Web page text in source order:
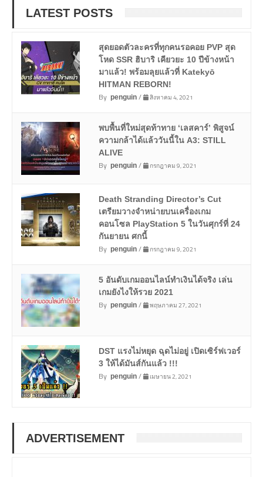
LATEST POSTS
สุดยอดตัวละครที่ทุกคนรอคอย PVP สุด
โหด SSR ฮิบาริ เคียวยะ 10 ปีข้างหน้า
มาแล้ว! พร้อมลุยแล้วที่ Katekyō
HITMAN REBORN!
By penguin/ สิงหาคม 4, 2021
พบพื้นที่ใหม่สุดท้าทาย ‘เลสคาร์’ พิสูจน์
ความกล้าได้แล้ววันนี้ใน A3: STILL
ALIVE
By penguin/ กรกฎาคม 9, 2021
Death Stranding Director’s Cut
เตรียมวางจำหน่ายบนเครื่องเกม
คอนโซล PlayStation 5 ในวันศุกร์ที่ 24
กันยายน ศกนี้
By penguin/ กรกฎาคม 9, 2021
5 อันดับเกมออนไลน์ทำเงินได้จริง เล่น
เกมยังไงให้รวย 2021
By penguin/ พฤษภาคม 27, 2021
DST แรงไม่หยุด ฉุดไม่อยู่ เปิดเซิร์ฟเวอร์
3 ให้ได้มันส์กันแล้ว !!!
By penguin/ เมษายน 2, 2021
ADVERTISEMENT